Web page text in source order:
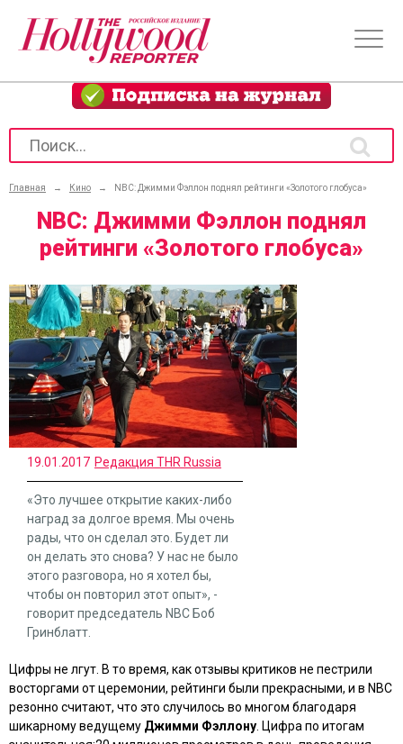
Главная → Кино → NBC: Джимми Фэллон поднял рейтинги «Золотого глобуса»
NBC: Джимми Фэллон поднял
рейтинги «Золотого глобуса»
19.01.2017 Редакция THR Russia
«Это лучшее открытие каких-либо
наград за долгое время. Мы очень
рады, что он сделал это. Будет ли
он делать это снова? У нас не было
этого разговора, но я хотел бы,
чтобы он повторил этот опыт», -
говорит председатель NBC Боб
Гринблатт.
Цифры не лгут. В то время, как отзывы критиков не пестрили
восторгами от церемонии, рейтинги были прекрасными, и в NBC
резонно считают, что это случилось во многом благодаря
шикарному ведущему Джимми Фэллону . Цифра по итогам